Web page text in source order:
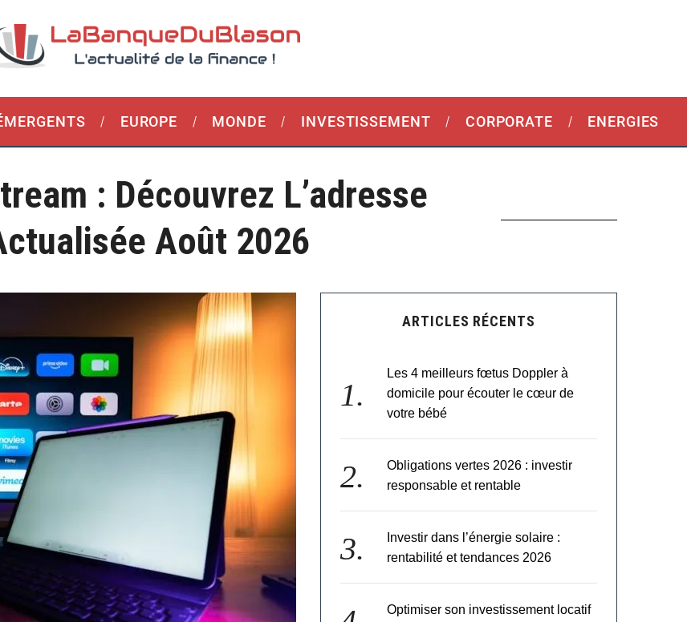
EUROPE MONDE INVESTISSEMENT CORPORATE ENERGIES
: Découvrez L’adresse
Août 2026
ARTICLES RÉCENTS
Les 4 meilleurs fœtus Doppler à
domicile pour écouter le cœur de
votre bébé
Obligations vertes 2026 : investir
responsable et rentable
Investir dans l’énergie solaire :
rentabilité et tendances 2026
Optimiser son investissement locatif